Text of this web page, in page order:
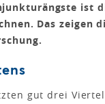
ist
Das zeigen
gut drei